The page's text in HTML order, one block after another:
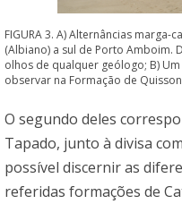
FIGURA 3. A) Alternâncias
(Albiano) a sul de Porto Amboim.
olhos de qualquer geólogo; B)
observar na Formação de
O segundo deles
Tapado, junto à divisa
possível discernir as
referidas formações de